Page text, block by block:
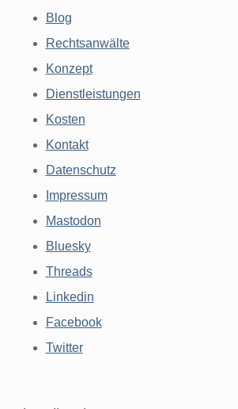
Blog
Rechtsanwälte
Konzept
Dienstleistungen
Kosten
Kontakt
Datenschutz
Impressum
Mastodon
Bluesky
Threads
Linkedin
Facebook
Twitter